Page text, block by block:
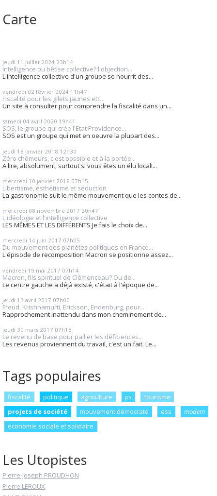
Carte
jeudi 11 juillet 2024 23h14
Intelligence ou bêtise collective?:l'objection...
L'intelligence collective d'un groupe se nourrit des...
vendredi 02 février 2024 11h47
Fiscalité pour les gilets jaunes etc...
Un site à consulter pour comprendre la fiscalité dans un...
samedi 04 avril 2020 19h41
SOS, le groupe qui crée l'Etat Providence...
SOS est un groupe qui met en oeuvre la plupart des...
jeudi 18 janvier 2018 12h30
Zéro chômeurs, c'est possible et à la portée...
A lire, absolument, surtout si vous êtes un élu local!...
mercredi 10 janvier 2018 07h15
Libertisme, esthétisme et séduction
La gastronomie suit le même mouvement que les contes de...
mercredi 08 novembre 2017 20h47
L'idéologie et l'intelligence collective
LES MÊMES ET LES DIFFÉRENTS Je fais le choix de...
mercredi 14 juin 2017 07h05
Du mouvement des planètes politiques en France...
L'épisode de recomposition Macron se positionne assez...
vendredi 19 mai 2017 07h14
Macron, fils spirituel de Clémenceau? Ou de...
Le centre gauche a déjà existé, c'était à l'époque de...
jeudi 13 avril 2017 07h00
Freud, Krishnamurti, Erickson, Endenburg, pour...
Rapprochement inattendu dans mon cheminement de...
jeudi 30 mars 2017 07h15
Le revenu de base pour pallier les déficiences...
Les revenus proviennent du travail, c'est un fait. Le...
Tags populaires
fiscalité politique agriculture ps
tourisme
projets de société
mouvement démocrate ess
modem
economie sociale et solidaire
Les Utopistes
Pierre-Joseph PROUDHON
Pierre LEROUX